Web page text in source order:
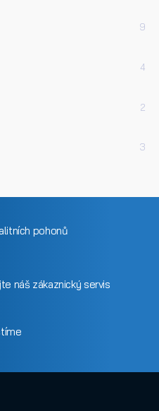
9
4
2
3
pohonů
náš zákaznický servis